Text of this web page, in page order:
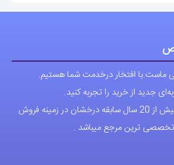
ماست.با افتخار درخدمت شما هستیم.
جدید از خرید را تجربه کنید.
فروشگاه اقای خاص با بیش از 20 سال سابقه درخشان در زمینه فروش
ترین مرجع میباشد .